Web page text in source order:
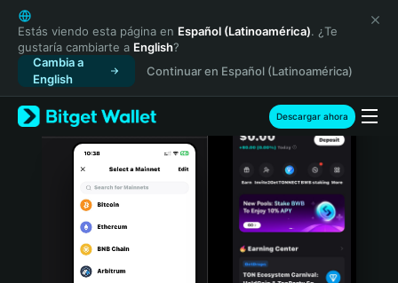
English
日本語
Tiếng Việt
Русский
Español (Latinoamérica)
Türkçe
Italiano
Português (Portugal)
Bahasa Indonesia
Estás viendo esta página en Español (Latinoamérica). ¿Te
gustaría cambiarte a English?
Cambia a
English
Continuar en Español (Latinoamérica)
Descargar ahora